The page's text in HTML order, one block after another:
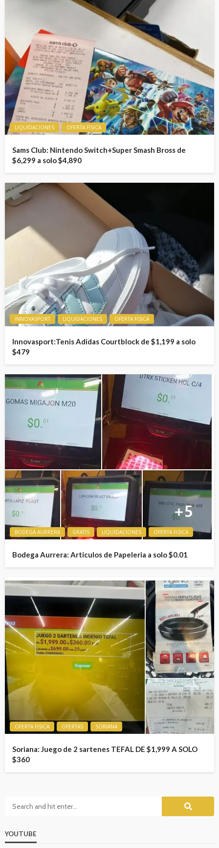
LIQUIDACIONES OFERTA FISICA
Sams Club: Nintendo Switch+Super Smash Bross de
$6,299 a solo $4,890
INNOVASPORT LIQUIDACIONES OFERTA FISICA
Innovasport:Tenis Adidas Courtblock de $1,199 a solo
$479
BODEGA AURRERA GRATIS LIQUIDACIONES OFERTA FISICA
Bodega Aurrera: Articulos de Papeleria a solo $0.01
OFERTA FISICA OFERTAS SORIANA
Soriana: Juego de 2 sartenes TEFAL DE $1,999 A SOLO
$360
YOUTUBE